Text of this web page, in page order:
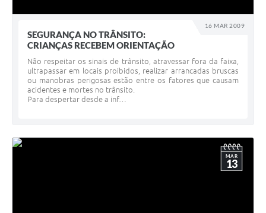
16 MAR 2009
SEGURANÇA NO TRÂNSITO:
CRIANÇAS RECEBEM ORIENTAÇÃO
Não respeitar os sinais de trânsito, atravessar fora da faixa,
ultrapassar em locais proibidos, realizar arrancadas bruscas
ou manobras perigosas estão entre os fatores que causam
acidentes e mortes no trânsito.
Para despertar desde a inf…
MAR
13